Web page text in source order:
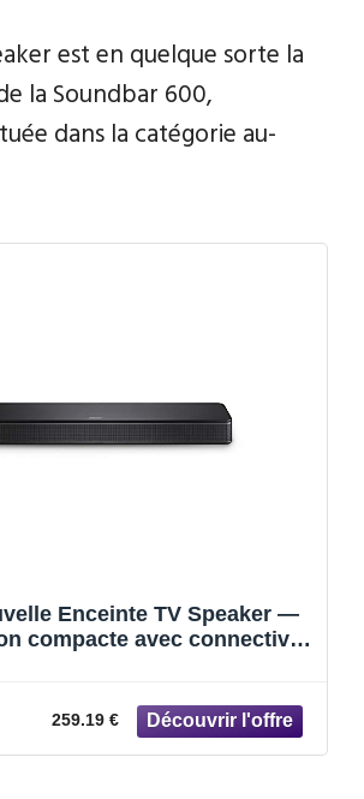
est en quelque sorte la
la Soundbar 600,
dans la catégorie au-
Enceinte TV Speaker —
compacte avec connectivité
259.19 €